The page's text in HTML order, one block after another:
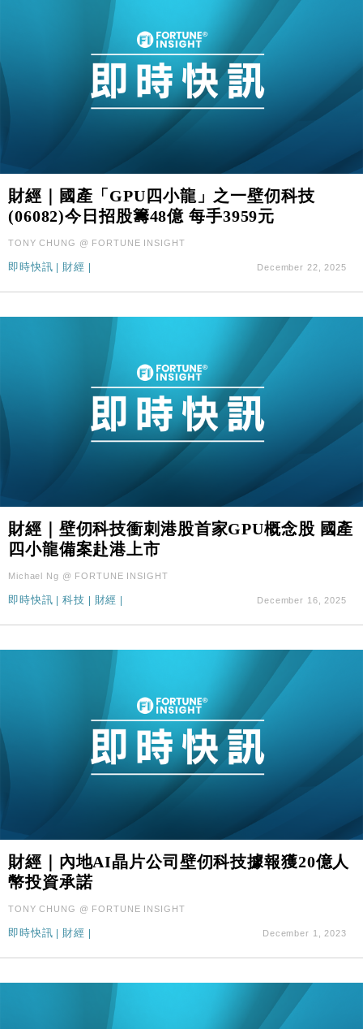
財經｜國產「GPU四小龍」之一壁仞科技
(06082)今日招股籌48億 每手3959元
TONY CHUNG @ FORTUNE INSIGHT
即時快訊 | 財經 | December 22, 2025
財經｜壁仞科技衝刺港股首家GPU概念股 國產
四小龍備案赴港上市
Michael Ng @ FORTUNE INSIGHT
即時快訊 |科技 財經 December 16, 2025
財經｜內地AI晶片公司壁仞科技據報獲20億人
幣投資承諾
TONY CHUNG @ FORTUNE INSIGHT
即時快訊 財經 December 1, 2023